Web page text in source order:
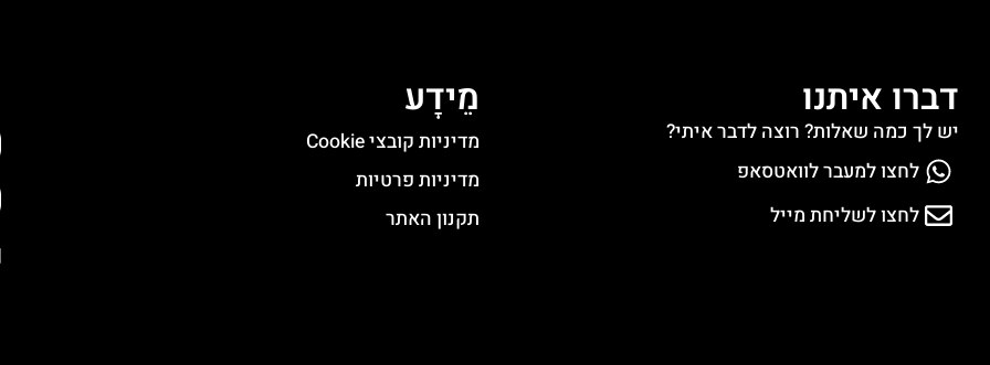
מֵידָע
מדיניות קובצי Cookie
מדיניות פרטיות
תקנון האתר
דברו איתנו
יש לך כמה שאלות? רוצה לדבר איתי?
לחצו למעבר לוואטסאפ
לחצו לשליחת מייל